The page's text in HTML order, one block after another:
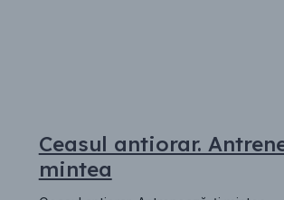
Ceasul antiorar.
mintea